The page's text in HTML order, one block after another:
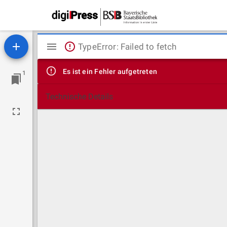
1
Mirador
Viewer
TypeError: Failed to fetch
Es ist ein Fehler aufgetreten
Technische Details